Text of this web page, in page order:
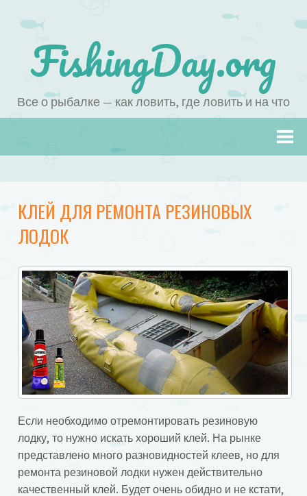
FishingDay.org
Все о рыбалке — как ловить, где ловить и на что
КЛЕЙ ДЛЯ РЕМОНТА РЕЗИНОВЫХ
ЛОДОК
Если необходимо отремонтировать резиновую
лодку, то нужно искать хороший клей. На рынке
представлено много разновидностей клеев, но для
ремонта резиновой лодки нужен действительно
качественный клей. Будет очень обидно и не кстати,